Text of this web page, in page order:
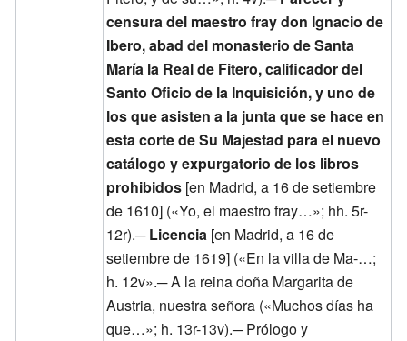
censura del maestro fray don Ignacio de
Ibero, abad del monasterio de Santa
María la Real de Fitero, calificador del
Santo Oficio de la Inquisición, y uno de
los que asisten a la junta que se hace en
esta corte de Su Majestad para el nuevo
catálogo y expurgatorio de los libros
prohibidos [en Madrid, a 16 de setiembre
de 1610] («Yo, el maestro fray…»; hh. 5r-
12r).─Licencia [en Madrid, a 16 de
setiembre de 1619] («En la villa de Ma-…;
h. 12v».─ A la reina doña Margarita de
Austria, nuestra señora («Muchos días ha
que…»; h. 13r-13v).─ Prólogo y